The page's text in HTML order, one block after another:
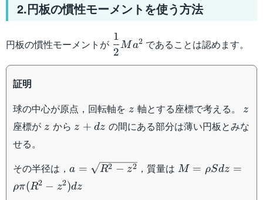
2.円板の慣性モーメントを使う方法
円板の慣性モーメントが \dfrac{1}
{2}Ma^2
2
1
Ma2 であることは認めます。
証明
球の中心が原点，回転軸を z
z 軸とする座標で考える。 z
z
座標が z
z から z+dz
z + dz の間にある部分は薄い円板とみな
せる。
その半径は，a=\sqrt{R^2-
z^2}
a = R2 − z2 ，質量は M=\rho
M = ρSdz =
ρπ(R2 − z2)dz